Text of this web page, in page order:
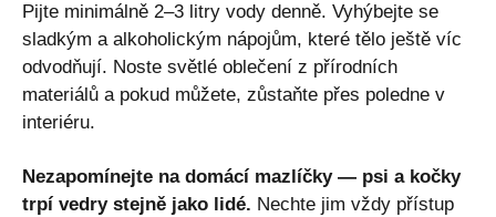
Pijte minimálně 2–3 litry vody denně. Vyhýbejte se
sladkým a alkoholickým nápojům, které tělo ještě víc
odvodňují. Noste světlé oblečení z přírodních
materiálů a pokud můžete, zůstaňte přes poledne v
interiéru.
Nezapomínejte na domácí mazlíčky — psi a kočky
trpí vedry stejně jako lidé. Nechte jim vždy přístup